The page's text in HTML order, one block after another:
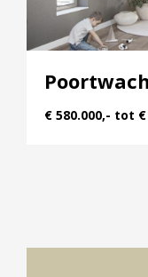
€ 580.000,- tot €